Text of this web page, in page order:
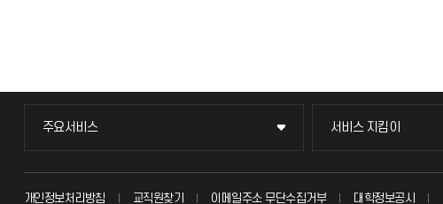
주요서비스
주요서비스
교무회의방송
서비스 지킴이
서비스 지킴이
묻고 답하기
개인정보처리방침 교직원찾기 이메일주소 무단수집거부 대학정보공시